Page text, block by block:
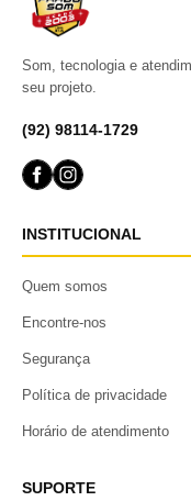
Som, tecnologia e
seu projeto.
(92) 98114-1729
INSTITUCIONAL
Quem somos
Encontre-nos
Segurança
Política de privacidade
Horário de atendimento
SUPORTE